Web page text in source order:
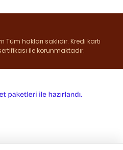
hakları saklıdır. Kredi kartı
ile korunmaktadır.
e-